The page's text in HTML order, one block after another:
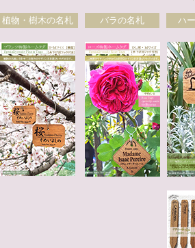
植物・樹木の名札 バラの名札 ハ